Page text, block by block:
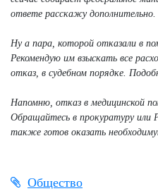
ответе расскажу дополнительно.
Ну а пара, которой отказали в
Рекомендую им взыскать все
отказ, в судебном порядке.
Напомню, отказ в медицинской
Обращайтесь в прокуратуру или
также готов оказать
Общество